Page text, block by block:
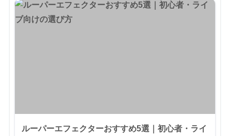
ルーパーエフェクターおすすめ5選｜初心者・ライ